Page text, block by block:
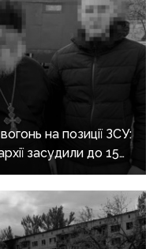
на позиції ЗСУ:
засудили до 15